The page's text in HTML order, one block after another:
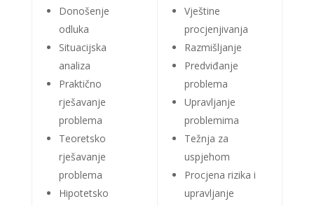
Donošenje
odluka
Situacijska
analiza
Praktično
rješavanje
problema
Teoretsko
rješavanje
problema
Hipotetsko
Vještine
procjenjivanja
Razmišljanje
Predviđanje
problema
Upravljanje
problemima
Težnja za
uspjehom
Procjena rizika i
upravljanje